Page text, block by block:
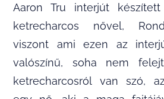
Aaron Tru interjút
ketrecharcos nővel,
viszont ami ezen az
valószínű, soha nem
ketrecharcosról van szó,